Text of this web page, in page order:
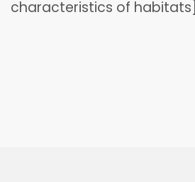
characteristics of habitats]